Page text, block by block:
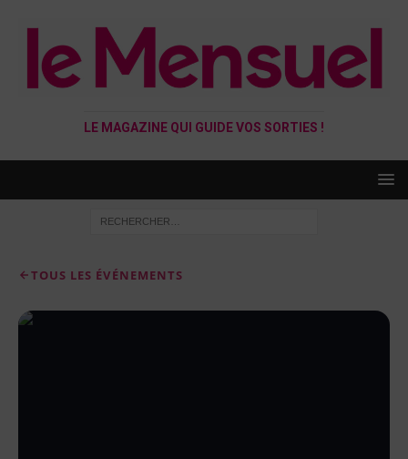
LE MAGAZINE QUI GUIDE VOS SORTIES !
TOUS LES ÉVÉNEMENTS